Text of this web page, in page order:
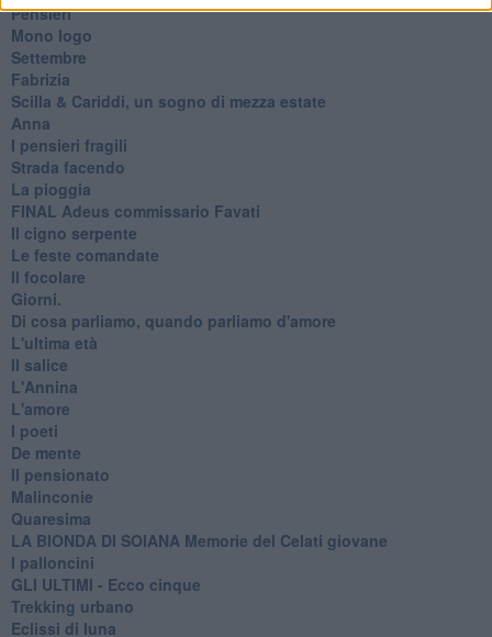
Pensieri
Mono logo
Settembre
Fabrizia
​Scilla & Cariddi, un sogno di mezza estate
Anna
I pensieri fragili
Strada facendo
La pioggia
FINAL Adeus commissario Favati
Il cigno serpente
Le feste comandate
Il focolare
Giorni.
Di cosa parliamo, quando parliamo d'amore
L'ultima età
Il salice
L'Annina
L'amore
I poeti
De mente
Il pensionato
Malinconie
Quaresima
LA BIONDA DI SOIANA Memorie del Celati giovane
I palloncini
GLI ULTIMI - Ecco cinque
Trekking urbano
Eclissi di luna